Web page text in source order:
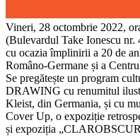
Vineri, 28 octombrie 2022,
(Bulevardul Take Ionescu nr.
cu ocazia împlinirii a 20 de
Româno-Germane și a
Se pregătește un program
DRAWING cu renumitul
Kleist, din Germania, și cu
Cover Up, o expoziție
și expoziția